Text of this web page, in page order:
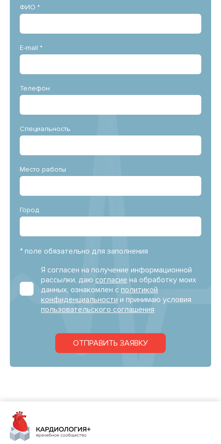
ФИО *
E-mail *
Телефон
Специальность
Место работы
Город
* поле обязательно для заполнения
Я согласен на получение информационной
рассылки, даю согласие на обработку моих
данных, ознакомлен с политикой
конфиденциальности и принимаю условия
пользовательского соглашения
ОТПРАВИТЬ ЗАЯВКУ